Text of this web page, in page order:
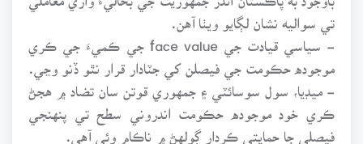
تي سواليه نشان لڳايو ويٺا آهن.
موجوده حڪومت جي فيصلن کي جٽادار قرار نٿو ڏنو وڃي.
- ميڊيا، سول سوسائٽي ۽ جمهوري قوتن سان تضاد ۾ هجڻ
ڪري خود موجوده حڪومت اندروني سطح تي پنهنجي
فيصلي جا حمايتي ڪردار ڳولهڻ ۾ ناڪام وئي آهي.